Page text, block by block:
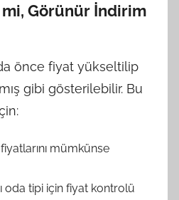
Görünür İndirim
önce fiyat yükseltilip
gibi gösterilebilir. Bu
mümkünse
oda tipi için fiyat kontrolü